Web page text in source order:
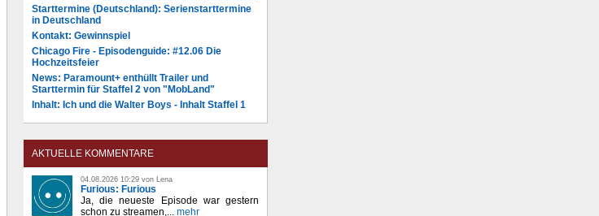
Starttermine (Deutschland): Serienstarttermine
in Deutschland
Kontakt: Gewinnspiel
Chicago Fire - Episodenguide: #12.06 Die
Hochzeitsfeier
News: Paramount+ enthüllt Trailer und
Starttermin für Staffel 2 von "MobLand"
Inhalt: Ich und die Walter Boys - Inhalt Staffel 1
AKTUELLE KOMMENTARE
04.08.2026 10:29 von Lena
Furious: Furious
Ja, die neueste Episode war gestern
schon zu streamen,... mehr